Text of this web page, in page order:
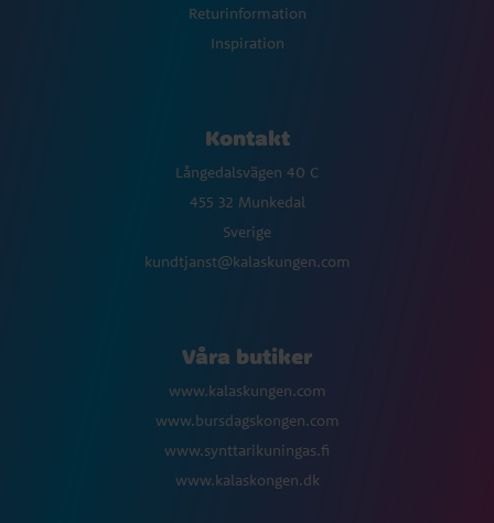
Returinformation
Inspiration
Kontakt
Långedalsvägen 40 C
455 32 Munkedal
Sverige
kundtjanst@kalaskungen.com
Våra butiker
www.kalaskungen.com
www.bursdagskongen.com
www.synttarikuningas.fi
www.kalaskongen.dk